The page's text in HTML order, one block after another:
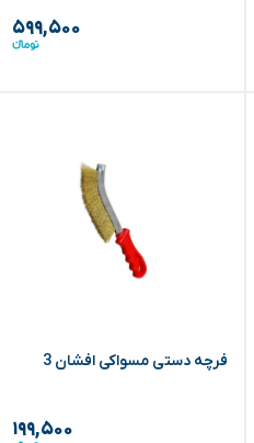
۵۹۹,۵۰۰
فرچه دستی مسواکی افشان 3
۱۹۹,۵۰۰